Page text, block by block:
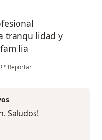
tranquilidad y
• en opinión del usuario Juan
Reportar
Saludos!